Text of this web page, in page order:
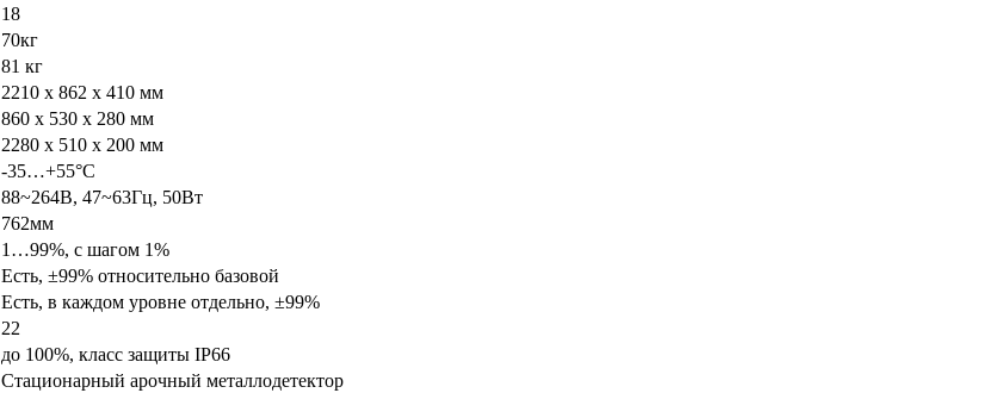
18
70кг
81 кг
2210 х 862 х 410 мм
860 х 530 х 280 мм
2280 х 510 х 200 мм
-35…+55°C
88~264В, 47~63Гц, 50Вт
762мм
1…99%, с шагом 1%
Есть, ±99% относительно базовой
Есть, в каждом уровне отдельно, ±99%
22
до 100%, класс защиты IP66
Стационарный арочный металлодетектор